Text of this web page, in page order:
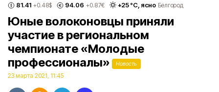
81.41 +0.48$ 94.06 +0.87€ +25°С, ясно Белгород
Юные волоконовцы приняли
участие в региональном
чемпионате «Молодые
профессионалы»
Новость
23 марта 2021, 11:45